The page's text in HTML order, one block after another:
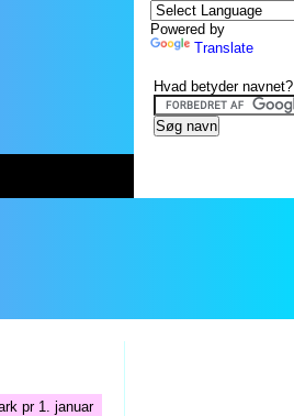
pr 1. januar
Powered by
Translate
Hvad betyder navnet?